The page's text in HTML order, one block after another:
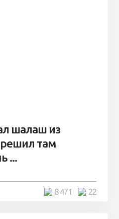
шалаш из
решил там
...
22
8 471